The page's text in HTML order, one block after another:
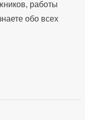
работы
обо всех